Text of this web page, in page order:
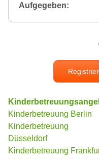
Aufgegeben:
Kinderbetreuung Berlin
Kinderbetreuung
Düsseldorf
Kinderbetreuung